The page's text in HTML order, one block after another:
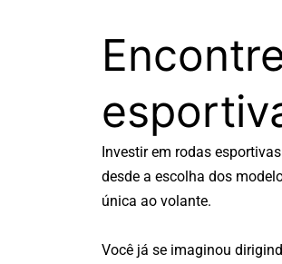
Investir em rodas
desde a escolha dos
única ao volante.
Você já se imaginou